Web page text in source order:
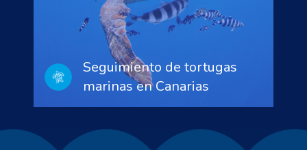
Seguimiento de tortugas
marinas en Canarias